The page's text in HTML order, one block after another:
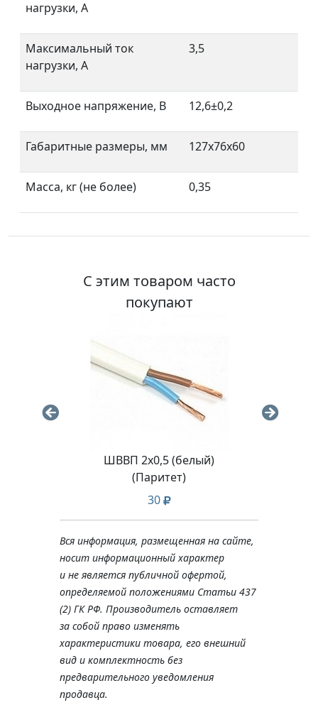
нагрузки, А
Максимальный ток
нагрузки, А
3,5
Выходное напряжение, В 12,6±0,2
Габаритные размеры, мм 127x76x60
Масса, кг (не более) 0,35
С этим товаром часто
покупают
ШВВП 2х0,5 (белый)
(Паритет)
30
Вся информация, размещенная на сайте,
носит информационный характер
и не является публичной офертой,
определяемой положениями Статьи 437
(2) ГК РФ. Производитель оставляет
за собой право изменять
характеристики товара, его внешний
вид и комплектность без
предварительного уведомления
продавца.